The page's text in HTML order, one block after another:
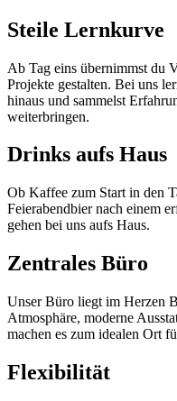
Steile Lernkurve
Ab Tag eins übernimmst du
Projekte gestalten. Bei uns
hinaus und sammelst
weiterbringen.
Drinks aufs Haus
Ob Kaffee zum Start in den
Feierabendbier nach einem
gehen bei uns aufs Haus.
Zentrales Büro
Unser Büro liegt im Herzen
Atmosphäre, moderne
machen es zum idealen Ort
Flexibilität